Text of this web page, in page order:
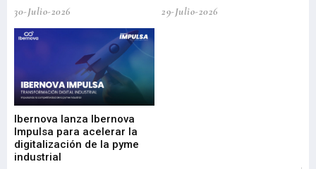
30-Julio-2026
29-Julio-2026
Ibernova lanza Ibernova
Impulsa para acelerar la
digitalización de la pyme
industrial